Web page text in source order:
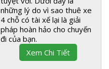
những lý do vì sao thuê xe
4 chỗ có tài xế lại là giải
pháp hoàn hảo cho chuyến
đi của bạn.
Xem Chi Tiết